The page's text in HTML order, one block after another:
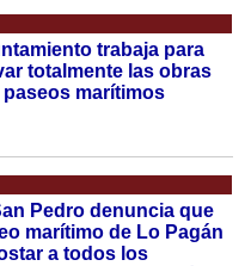
trabaja para
totalmente las obras
paseos marítimos
Pedro denuncia que
marítimo de Lo Pagán
a todos los